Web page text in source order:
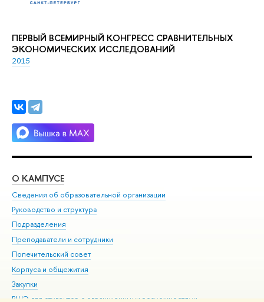
ПЕРВЫЙ ВСЕМИРНЫЙ КОНГРЕСС СРАВНИТЕЛЬНЫХ
ЭКОНОМИЧЕСКИХ ИССЛЕДОВАНИЙ
2015
О КАМПУСЕ
Сведения об образовательной организации
Руководство и структура
Подразделения
Преподаватели и сотрудники
Попечительский совет
Корпуса и общежития
Закупки
ВШЭ для студентов с ограниченными возможностями